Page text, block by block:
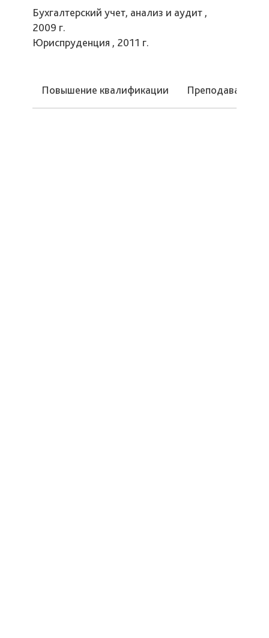
Бухгалтерский учет, анализ и аудит ,
2009 г.
Юриспруденция , 2011 г.
Повышение квалификации Преподаваемые